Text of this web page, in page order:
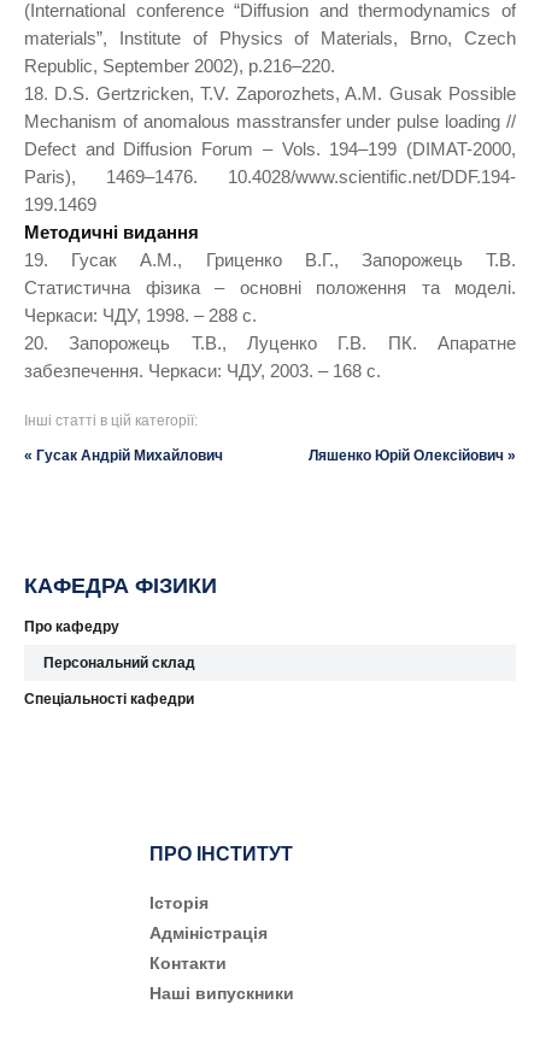
(International conference “Diffusion and thermodynamics of
materials”, Institute of Physics of Materials, Brno, Czech
Republic, September 2002), p.216–220.
18. D.S. Gertzricken, T.V. Zaporozhets, A.M. Gusak Possible
Mechanism of anomalous masstransfer under pulse loading //
Defect and Diffusion Forum – Vols. 194–199 (DIMAT-2000,
Paris), 1469–1476. 10.4028/www.scientific.net/DDF.194-
199.1469
Методичні видання
19. Гусак А.М., Гриценко В.Г., Запорожець Т.В.
Статистична фізика – основні положення та моделі.
Черкаси: ЧДУ, 1998. – 288 с.
20. Запорожець Т.В., Луценко Г.В. ПК. Апаратне
забезпечення. Черкаси: ЧДУ, 2003. – 168 с.
Інші статті в цій категорії:
« Гусак Андрій Михайлович Ляшенко Юрій Олексійович »
КАФЕДРА ФІЗИКИ
Про кафедру
Персональний склад
Спеціальності кафедри
ПРО ІНСТИТУТ
Історія
Адміністрація
Контакти
Наші випускники